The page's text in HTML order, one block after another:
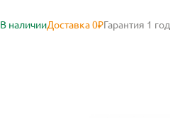
В наличииДоставка 0₽Гарантия 1 год